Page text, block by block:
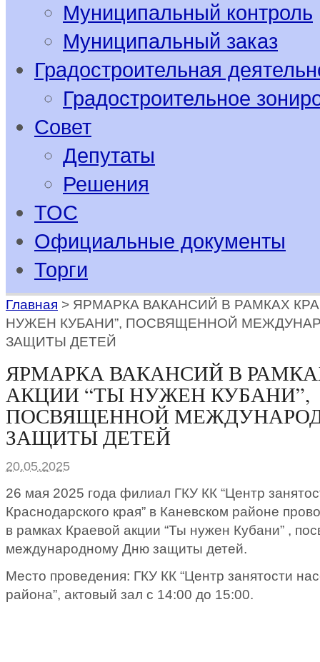
Муниципальный контроль
Муниципальный заказ
Градостроительная
Градостроительное
Совет
Депутаты
Решения
ТОС
Официальные документы
Торги
Главная > ЯРМАРКА ВАКАНСИЙ В РАМКАХ
НУЖЕН КУБАНИ”, ПОСВЯЩЕННОЙ
ЗАЩИТЫ ДЕТЕЙ
ЯРМАРКА ВАКАНСИЙ В
АКЦИИ “ТЫ НУЖЕН КУБАНИ”,
ПОСВЯЩЕННОЙ
ЗАЩИТЫ ДЕТЕЙ
20.05.2025
26 мая 2025 года филиал ГКУ КК “Центр
Краснодарского края” в Каневском районе
в рамках Краевой акции “Ты нужен Кубани” ,
международному Дню защиты детей.
Место проведения: ГКУ КК “Центр занятости
района”, актовый зал с 14:00 до 15:00.